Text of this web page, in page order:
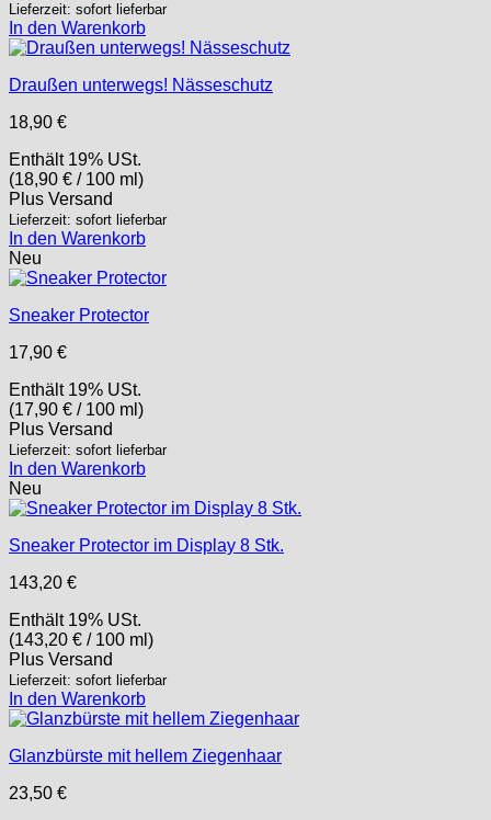
Lieferzeit: sofort lieferbar
In den Warenkorb
Draußen unterwegs! Nässeschutz
18,90 €
Enthält 19% USt.
(18,90 € / 100 ml)
Plus Versand
Lieferzeit: sofort lieferbar
In den Warenkorb
Neu
Sneaker Protector
17,90 €
Enthält 19% USt.
(17,90 € / 100 ml)
Plus Versand
Lieferzeit: sofort lieferbar
In den Warenkorb
Neu
Sneaker Protector im Display 8 Stk.
143,20 €
Enthält 19% USt.
(143,20 € / 100 ml)
Plus Versand
Lieferzeit: sofort lieferbar
In den Warenkorb
Glanzbürste mit hellem Ziegenhaar
23,50 €